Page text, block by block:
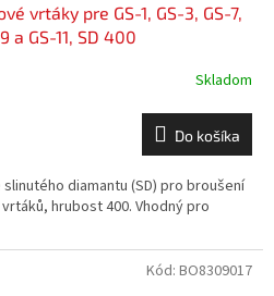
vrtáky pre GS-1, GS-3, GS-7,
a GS-11, SD 400
Skladom
Do košíka
diamantu (SD) pro broušení
hrubost 400. Vhodný pro
Kód: BO8309017